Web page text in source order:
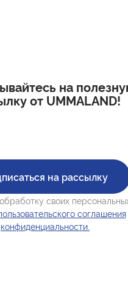
на
от UMMALAND!
на рассылку
своих
соглашения
конфиденциальности.